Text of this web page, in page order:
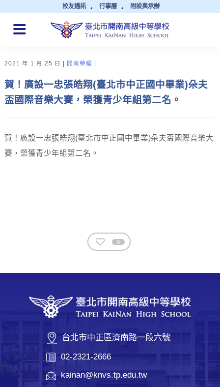
校友通訊 行事曆 附設與承辦
QUICK LINKS
2021 年 1 月 25 日 開南榮耀
賀！廣設一忠張皓翔(臺北市中正國中畢業)朵夫
盃國際音樂大賽，榮獲青少年組第二名。
賀！廣設一忠張皓翔(臺北市中正國中畢業)朵夫盃國際音樂大
賽，榮獲青少年組第二名。
0
台北市中正區濟南路一段六號
02-2321-2666
kainan@knvs.tp.edu.tw